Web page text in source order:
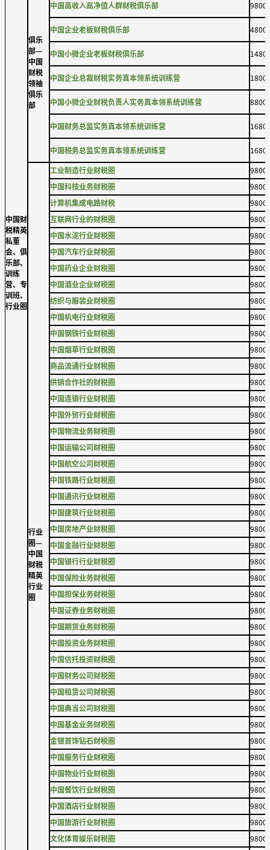
中国财
税精英
私董
会、俱
乐部、
训练
营、专
训班、
行业圈
俱乐
部—
中国
财税
领袖
俱乐
部
中国高收入高净值人群财税俱乐部 9800
中国企业老板财税俱乐部
中国小微企业老板财税俱乐部
中国企业总裁财税实务真本领系统训练营
中国小微企业财税负责人实务真本领系统训练营 8800
中国财务总监实务真本领系统训练营
中国税务总监实务真本领系统训练营
行业
圈—
中国
财税
精英
行业
圈
工业制造行业财税圈
9800
中国科技业务财税圈
9800
计算机集成电路财税
9800
互联网行业的财税圈
9800
中国水泥行业财税圈
9800
中国汽车行业财税圈
9800
中国药业企业财税圈
9800
中国酒业企业财税圈
9800
纺织与服装业财税圈
9800
中国机电行业财税圈
9800
中国钢铁行业财税圈
9800
中国烟草行业财税圈
9800
商品流通行业财税圈
9800
供销合作社的财税圈
9800
中国连锁行业财税圈
9800
中国外贸行业财税圈
9800
中国物流业务财税圈
9800
中国运输公司财税圈
9800
中国航空公司财税圈
9800
中国铁路行业财税圈
9800
中国通讯行业财税圈
9800
中国建筑行业财税圈
9800
中国房地产业财税圈
9800
中国金融行业财税圈
9800
中国银行行业财税圈
9800
中国保险业务财税圈
9800
中国担保业务财税圈
9800
中国证券业务财税圈
9800
中国期货业务财税圈
9800
中国投资业务财税圈
9800
中国信托投资财税圈
9800
中国财务公司财税圈
9800
中国租赁公司财税圈
9800
中国典当公司财税圈
9800
中国基金业务财税圈
9800
金银首饰钻石财税圈
9800
中国服务行业财税圈
9800
中国物业行业财税圈
9800
中国餐饮行业财税圈
9800
中国酒店行业财税圈
9800
中国旅游行业财税圈
9800
文化体育娱乐财税圈
9800